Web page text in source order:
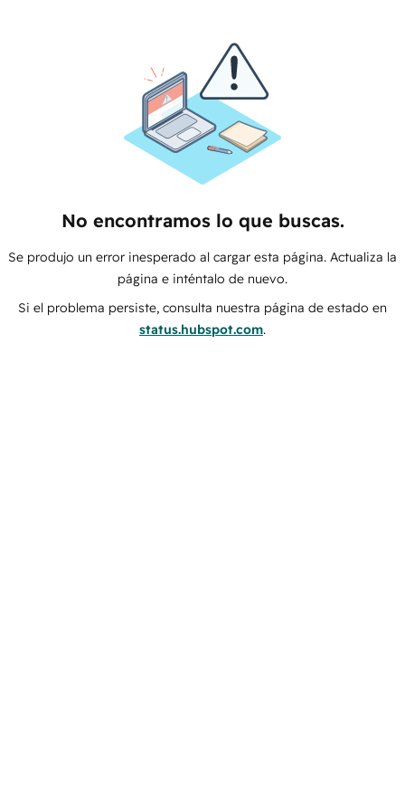
No encontramos lo que buscas.
Se produjo un error inesperado al cargar esta página. Actualiza la
página e inténtalo de nuevo.
Si el problema persiste, consulta nuestra página de estado en
status.hubspot.com.